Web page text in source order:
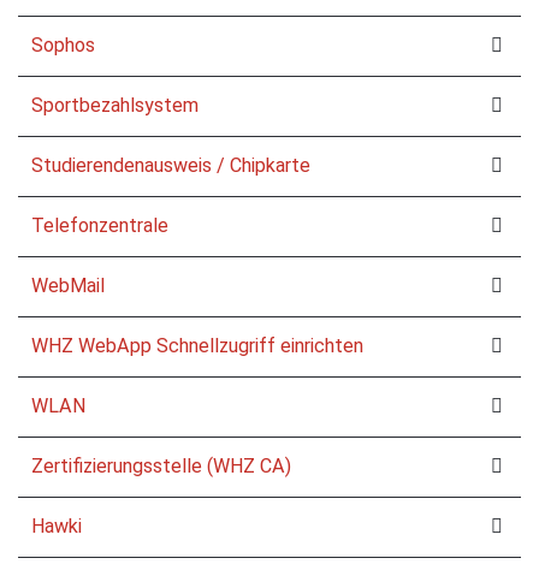
Sophos
Sportbezahlsystem
Studierendenausweis / Chipkarte
Telefonzentrale
WebMail
WHZ WebApp Schnellzugriff einrichten
WLAN
Zertifizierungsstelle (WHZ CA)
Hawki